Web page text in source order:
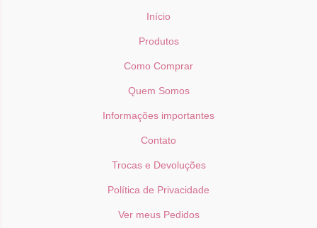
Início
Produtos
Como Comprar
Quem Somos
Informações importantes
Contato
Trocas e Devoluções
Política de Privacidade
Ver meus Pedidos